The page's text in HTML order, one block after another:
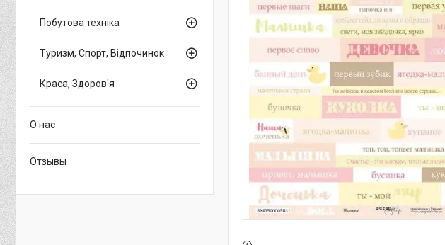
Побутова техніка
Туризм, Спорт, Відпочинок
Краса, Здоров'я
О нас
Отзывы